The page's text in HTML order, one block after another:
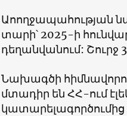
Աոողջապահության
տարի՝ 2025-ի
դեղանվանում: Շուրջ
Նախագծի
մտադիր են ՀՀ-ում
կատարելագործումից